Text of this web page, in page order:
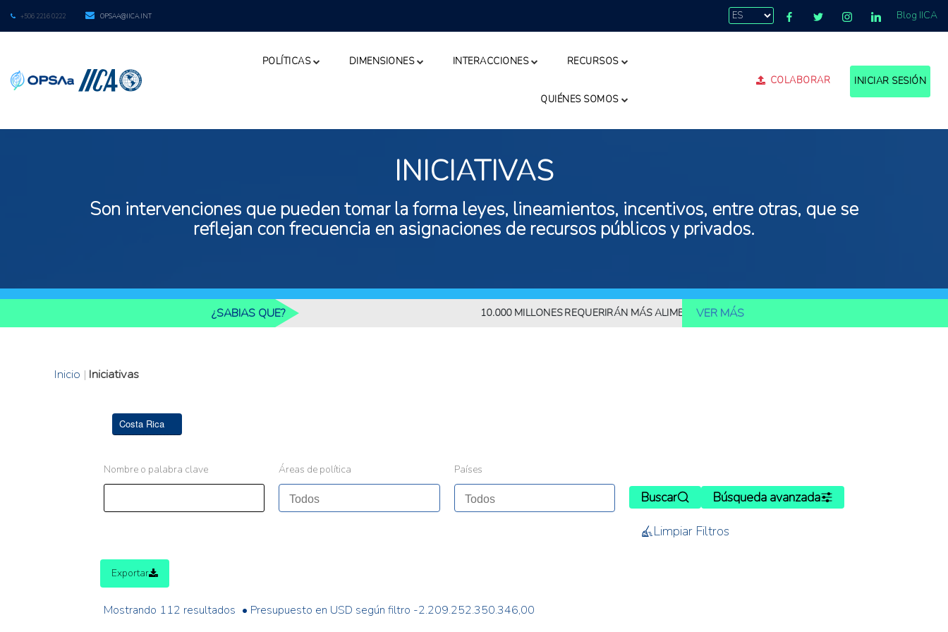
+506 2216 0222 OPSAA@IICA.INT Blog IICA
POLÍTICAS DIMENSIONES INTERACCIONES RECURSOS
QUIÉNES SOMOS
COLABORAR INICIAR SESIÓN
INICIATIVAS
Son intervenciones que pueden tomar la forma leyes, lineamientos, incentivos, entre otras, que se
reflejan con frecuencia en asignaciones de recursos públicos y privados.
¿SABIAS QUE? 10.000 MILLONES REQUERIRÁN MÁS ALIMENTOS10.000 MILLONES DE PERSONAS DEBERÁN SER
VER MÁS
Inicio | Iniciativas
Costa Rica
Nombre o palabra clave Áreas de política Países
Buscar
Búsqueda avanzada
Limpiar Filtros
Exportar
Mostrando 112 resultados • Presupuesto en USD según filtro -2.209.252.350.346,00